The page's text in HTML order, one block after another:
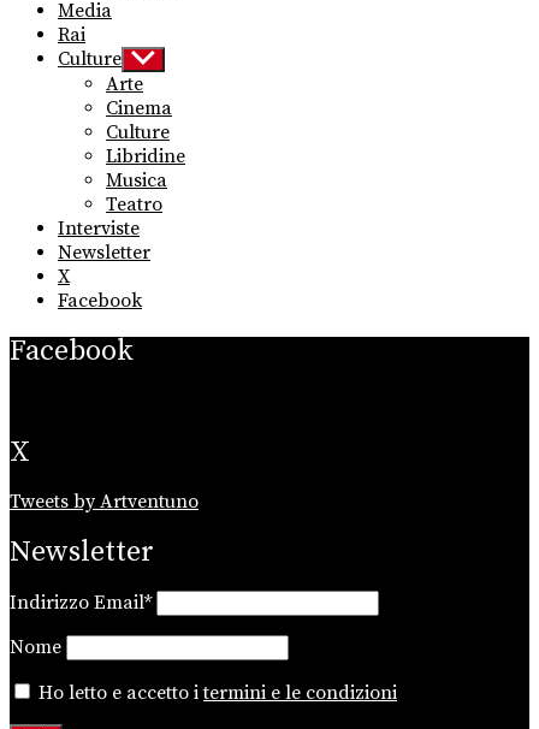
Media
Rai
Culture Show
sub
menu
Arte
Cinema
Culture
Libridine
Musica
Teatro
Interviste
Newsletter
X
Facebook
Facebook
X
Tweets by Artventuno
Newsletter
Indirizzo Email*
Nome
Ho letto e accetto itermini e le condizioni